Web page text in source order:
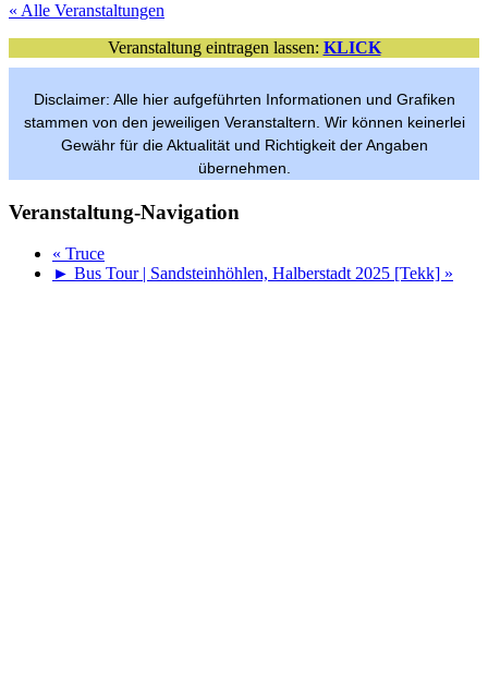
« Alle Veranstaltungen
Veranstaltung eintragen lassen: KLICK
Disclaimer: Alle hier aufgeführten Informationen und Grafiken
stammen von den jeweiligen Veranstaltern. Wir können keinerlei
Gewähr für die Aktualität und Richtigkeit der Angaben
übernehmen.
Veranstaltung-Navigation
« Truce
► Bus Tour | Sandsteinhöhlen, Halberstadt 2025 [Tekk] »